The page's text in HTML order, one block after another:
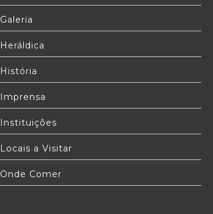
Galeria
Heráldica
História
Imprensa
Instituições
Locais a Visitar
Onde Comer